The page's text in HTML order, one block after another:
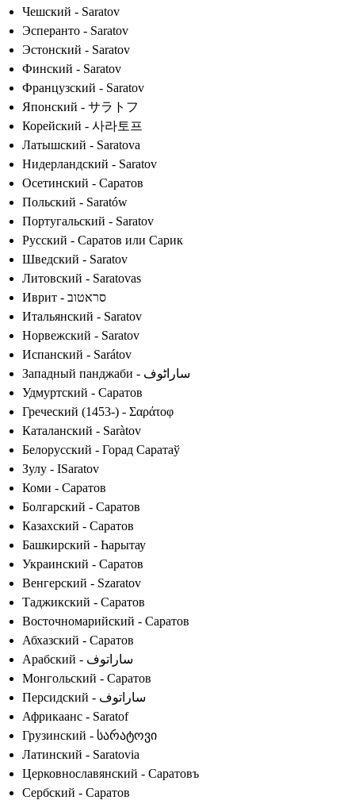
Чешский - Saratov
Эсперанто - Saratov
Эстонский - Saratov
Финский - Saratov
Французский - Saratov
Японский - サラトフ
Корейский - 사라토프
Латышский - Saratova
Нидерландский - Saratov
Осетинский - Саратов
Польский - Saratów
Португальский - Saratov
Русский - Саратов или Сарик
Шведский - Saratov
Литовский - Saratovas
Иврит - סראטוב
Итальянский - Saratov
Норвежский - Saratov
Испанский - Sarátov
Западный панджаби - ساراٹوف
Удмуртский - Саратов
Греческий (1453-) - Σαράτοφ
Каталанский - Saràtov
Белорусский - Горад Саратаў
Зулу - ISaratov
Коми - Саратов
Болгарский - Саратов
Казахский - Саратов
Башкирский - Һарытау
Украинский - Саратов
Венгерский - Szaratov
Таджикский - Саратов
Восточномарийский - Саратов
Абхазский - Саратов
Арабский - ساراتوف
Монгольский - Саратов
Персидский - ساراتوف
Африкаанс - Saratof
Грузинский - სარატოვი
Латинский - Saratovia
Церковнославянский - Саратовъ
Сербский - Саратов